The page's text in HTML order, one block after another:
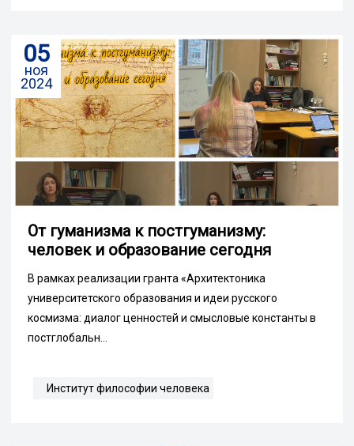
05
ноя
2024
От гуманизма к постгуманизму:
человек и образование сегодня
В рамках реализации гранта «Архитектоника
университетского образования и идеи русского
космизма: диалог ценностей и смысловые константы в
постглобальн...
Институт философии человека